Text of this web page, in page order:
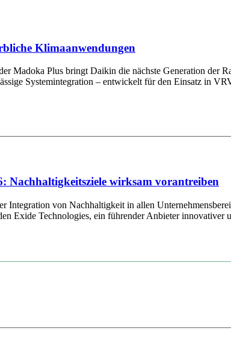
Klimaanwendungen
Madoka Plus bringt Daikin die nächste Generation der
Systemintegration – entwickelt für den Einsatz in
Nachhaltigkeitsziele wirksam vorantreiben
Integration von Nachhaltigkeit in allen
Exide Technologies, ein führender Anbieter innovativer